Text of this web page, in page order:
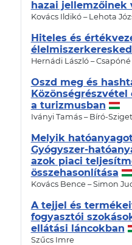
hazai jellemzőinek
Kovács Ildikó – Lehota
Hiteles és
Hernádi László –
Oszd meg és
a turizmusban
Iványi Tamás – Bíró-
Melyik
Gyógyszer-
azok piaci
összehasonlítása
Kovács Bence – Simon
A tejjel és
fogyasztói
ellátási láncokban
Szűcs Imre